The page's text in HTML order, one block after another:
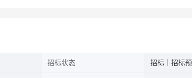
招标状态 招标｜招标